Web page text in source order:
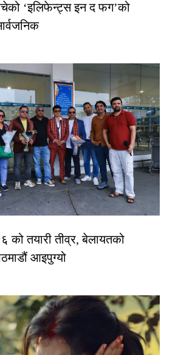
‘इलिफेन्ट्स इन द फग’को
को तयारी तीव्र, बेलायतको
आइपुग्यो